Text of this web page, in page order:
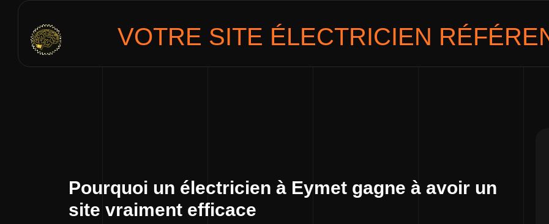
VOTRE SITE ÉLECTRICIEN
Pourquoi un électricien à Eymet gagne à avoir un
site vraiment efficace